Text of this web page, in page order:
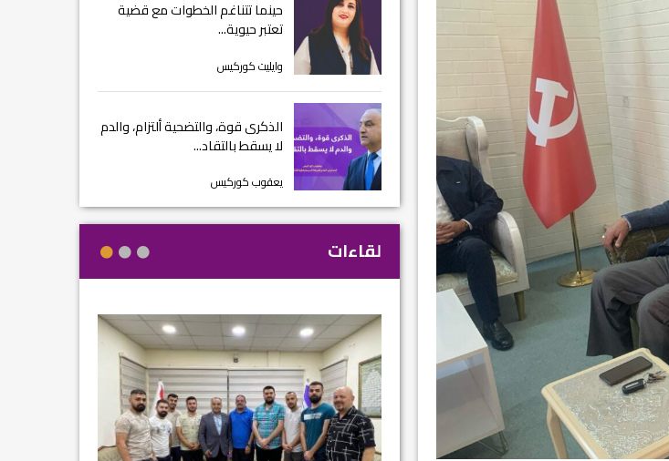
حينما تتناغم الخطوات مع قضية
تعتبر حيوية...
وايليت كوركيس
الذكرى قوة، والتضحية ألتزام، والدم
لا يسقط بالتقاد...
يعقوب كوركيس
لقاءات